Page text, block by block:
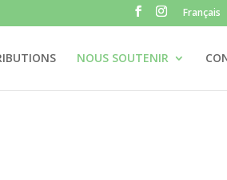
Français
NOUS SOUTENIR